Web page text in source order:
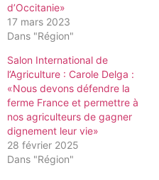
d’Occitanie»
17 mars 2023
Dans "Région"
Salon International de
l’Agriculture : Carole Delga :
«Nous devons défendre la
ferme France et permettre à
nos agriculteurs de gagner
dignement leur vie»
28 février 2025
Dans "Région"